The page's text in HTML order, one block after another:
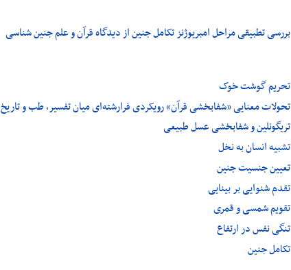
بررسی تطبیقی مراحل امبریوژنز تکامل جنین از دیدگاه قرآن و علم جنین شناسی
تحریم گوشت خوک
تحولات معنایی «شفابخشی قرآن» رویکردی فرارشته‌ای میان تفسیر، طب و تاریخ
تریگونلین و شفابخشی عسل طبیعی
تشبیه انسان به نخل
تعیین جنسیت جنین
تقدم شنوایی بر بینایی
تقویم شمسی و قمری
تنگی نفس در ارتفاع
تکامل جنین